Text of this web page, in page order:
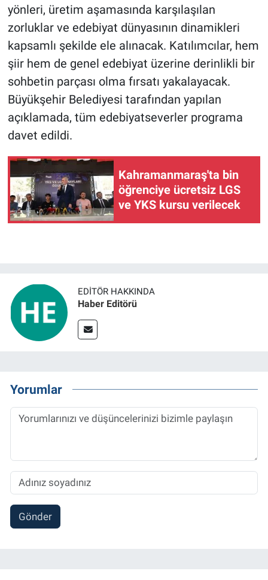
yönleri, üretim aşamasında karşılaşılan
zorluklar ve edebiyat dünyasının dinamikleri
kapsamlı şekilde ele alınacak. Katılımcılar, hem
şiir hem de genel edebiyat üzerine derinlikli bir
sohbetin parçası olma fırsatı yakalayacak.
Büyükşehir Belediyesi tarafından yapılan
açıklamada, tüm edebiyatseverler programa
davet edildi.
Kahramanmaraş'ta bin
öğrenciye ücretsiz LGS
ve YKS kursu verilecek
EDITÖR HAKKINDA
Haber Editörü
Yorumlar
Gönder